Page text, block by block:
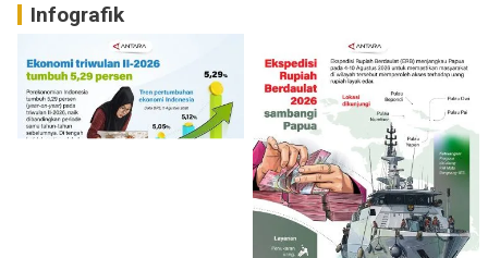
Infografik